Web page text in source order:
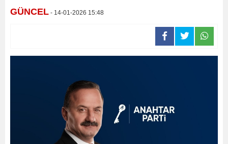
GÜNCEL - 14-01-2026 15:48